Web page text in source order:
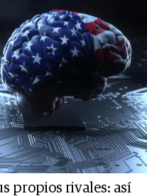
propios rivales: así